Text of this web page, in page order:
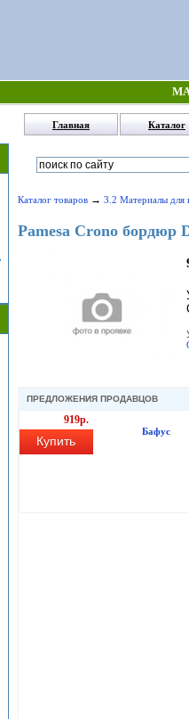
Главная Каталог
Каталог товаров→ 3.2 Материалы для
Pamesa Crono бордюр
ПРЕДЛОЖЕНИЯ ПРОДАВЦОВ
919р.
Купить
Бафус